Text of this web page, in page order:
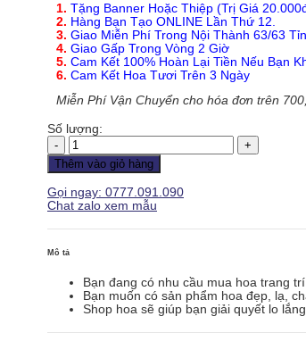
1. Tặng Banner Hoặc Thiệp (Trị Giá
2. Hàng Bạn Tạo ONLINE Lần Thứ 12.
3. Giao Miễn Phí Trong Nội Thành 63/63
4. Giao Gấp Trong Vòng 2 Giờ
5. Cam Kết 100% Hoàn Lại Tiền Nếu Bạn
6. Cam Kết Hoa Tươi Trên 3 Ngày
Miễn Phí Vận Chuyển cho hóa đơn trên
Số lượng:
Giỏ
Hoa
-
số
lượng
Thêm vào giỏ hàng
Gọi ngay: 0777.091.090
Chat zalo xem mẫu
Mô tả
Bạn đang có nhu cầu mua hoa trang
Bạn muốn có sản phẩm hoa đẹp, lạ,
Shop hoa sẽ giúp bạn giải quyết lo